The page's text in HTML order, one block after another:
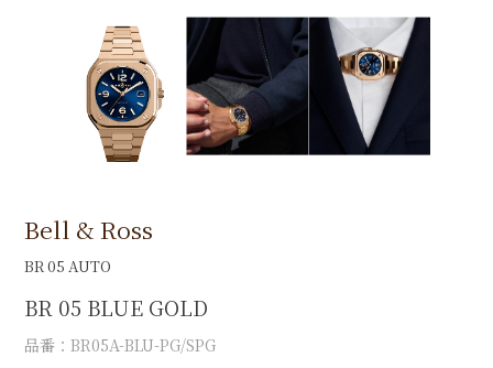
Bell & Ross
BR 05 AUTO
BR 05 BLUE GOLD
品番：BR05A-BLU-PG/SPG